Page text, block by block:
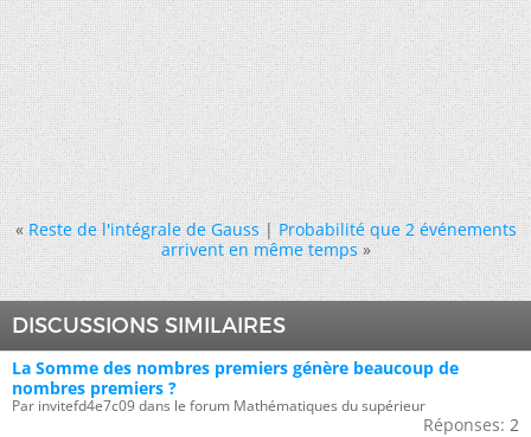
« Reste de l'intégrale de Gauss|Probabilité que 2 événements
arrivent en même temps »
DISCUSSIONS SIMILAIRES
La Somme des nombres premiers génère beaucoup de
nombres premiers ?
Par invitefd4e7c09 dans le forum Mathématiques du supérieur
Réponses: 2